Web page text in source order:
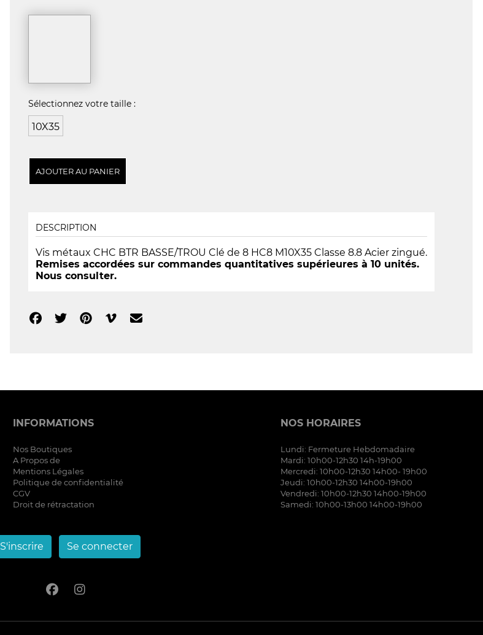
Sélectionnez votre taille :
10X35
DESCRIPTION
Vis métaux CHC BTR BASSE/TROU Clé de 8 HC8 M10X35 Classe 8.8 Acier zingué.
Remises accordées sur commandes quantitatives supérieures à 10 unités.
Nous consulter.
INFORMATIONS
Nos Boutiques
A Propos de
Mentions Légales
Politique de confidentialité
CGV
Droit de rétractation
NOS HORAIRES
Lundi: Fermeture Hebdomadaire
Mardi: 10h00-12h30 14h-19h00
Mercredi: 10h00-12h30 14h00- 19h00
Jeudi: 10h00-12h30 14h00-19h00
Vendredi: 10h00-12h30 14h00-19h00
Samedi: 10h00-13h00 14h00-19h00
S'inscrire Se connecter